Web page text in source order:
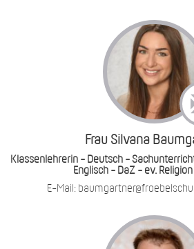
Frau Silvana
Klassenlehrerin - Deutsch -
Englisch - DaZ - ev.
E-Mail: